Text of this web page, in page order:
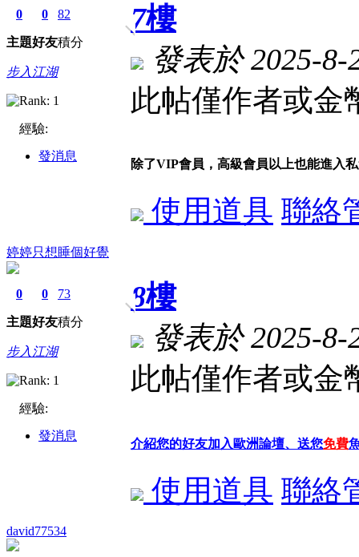
0
主題
0
好友
82
積分
步入江湖
經驗:
發消息
7樓
發表於 2025-8-
此帖僅作者或金
除了VIP會員，高級會員以上也能進入
使用道具 聯絡
婷婷只想睡個好覺
0
主題
0
好友
73
積分
步入江湖
經驗:
發消息
8樓
發表於 2025-8-
此帖僅作者或金
介紹您的好友加入歐洲論壇、送您免費
使用道具 聯絡
david77534